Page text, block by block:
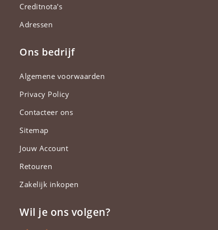
Creditnota's
Adressen
Ons bedrijf
Algemene voorwaarden
Privacy Policy
Contacteer ons
Sitemap
Jouw Account
Retouren
Zakelijk inkopen
Wil je ons volgen?